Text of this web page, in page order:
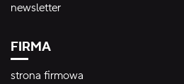
newsletter
FIRMA
strona firmowa